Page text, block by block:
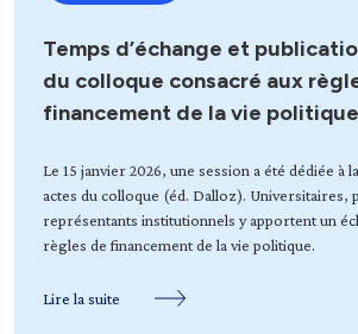
Temps d’échange et
du colloque consacré aux
financement de la vie politique
Le 15 janvier 2026, une session a été dédiée à
actes du colloque (éd. Dalloz). Universitaires,
représentants institutionnels y apportent un
règles de financement de la vie politique.
Lire la suite